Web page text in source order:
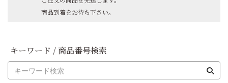
商品到着をお待ち下さい。
キーワード / 商品番号検索